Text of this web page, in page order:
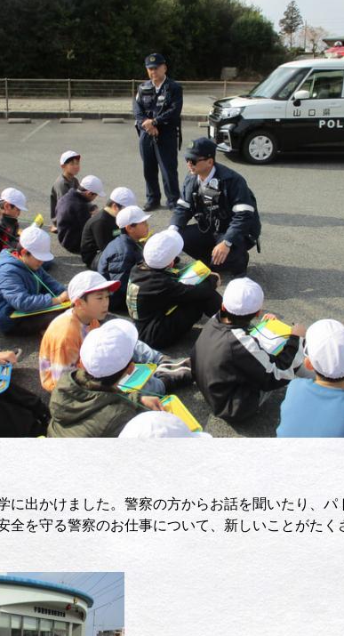
に出かけました。警察の方からお話を聞いたり、
全を守る警察のお仕事について、新しいことがたく